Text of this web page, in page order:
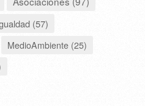
(57)
MedioAmbiente (25)